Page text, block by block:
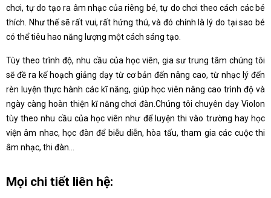
chơi, tự do tạo ra âm nhạc của riêng bé, tự do chơi theo cách các bé
thích. Như thế sẽ rất vui, rất hứng thú, và đó chính là lý do tại sao bé
có thể tiêu hao năng lượng một cách sáng tạo.
Tùy theo trình độ, nhu cầu của học viên, gia sư trung tâm chúng tôi
sẽ đề ra kế hoạch giảng dạy từ cơ bản đến nâng cao, từ nhạc lý đến
rèn luyện thực hành các kĩ năng, giúp học viên nâng cao trình độ và
ngày càng hoàn thiện kĩ năng chơi đàn.Chúng tôi chuyên dạy Violon
tùy theo nhu cầu của học viên như để luyện thi vào trường hay học
viện âm nhac, học đàn để biễu diễn, hòa tấu, tham gia các cuộc thi
âm nhạc, thi đàn…
Mọi chi tiết liên hệ: